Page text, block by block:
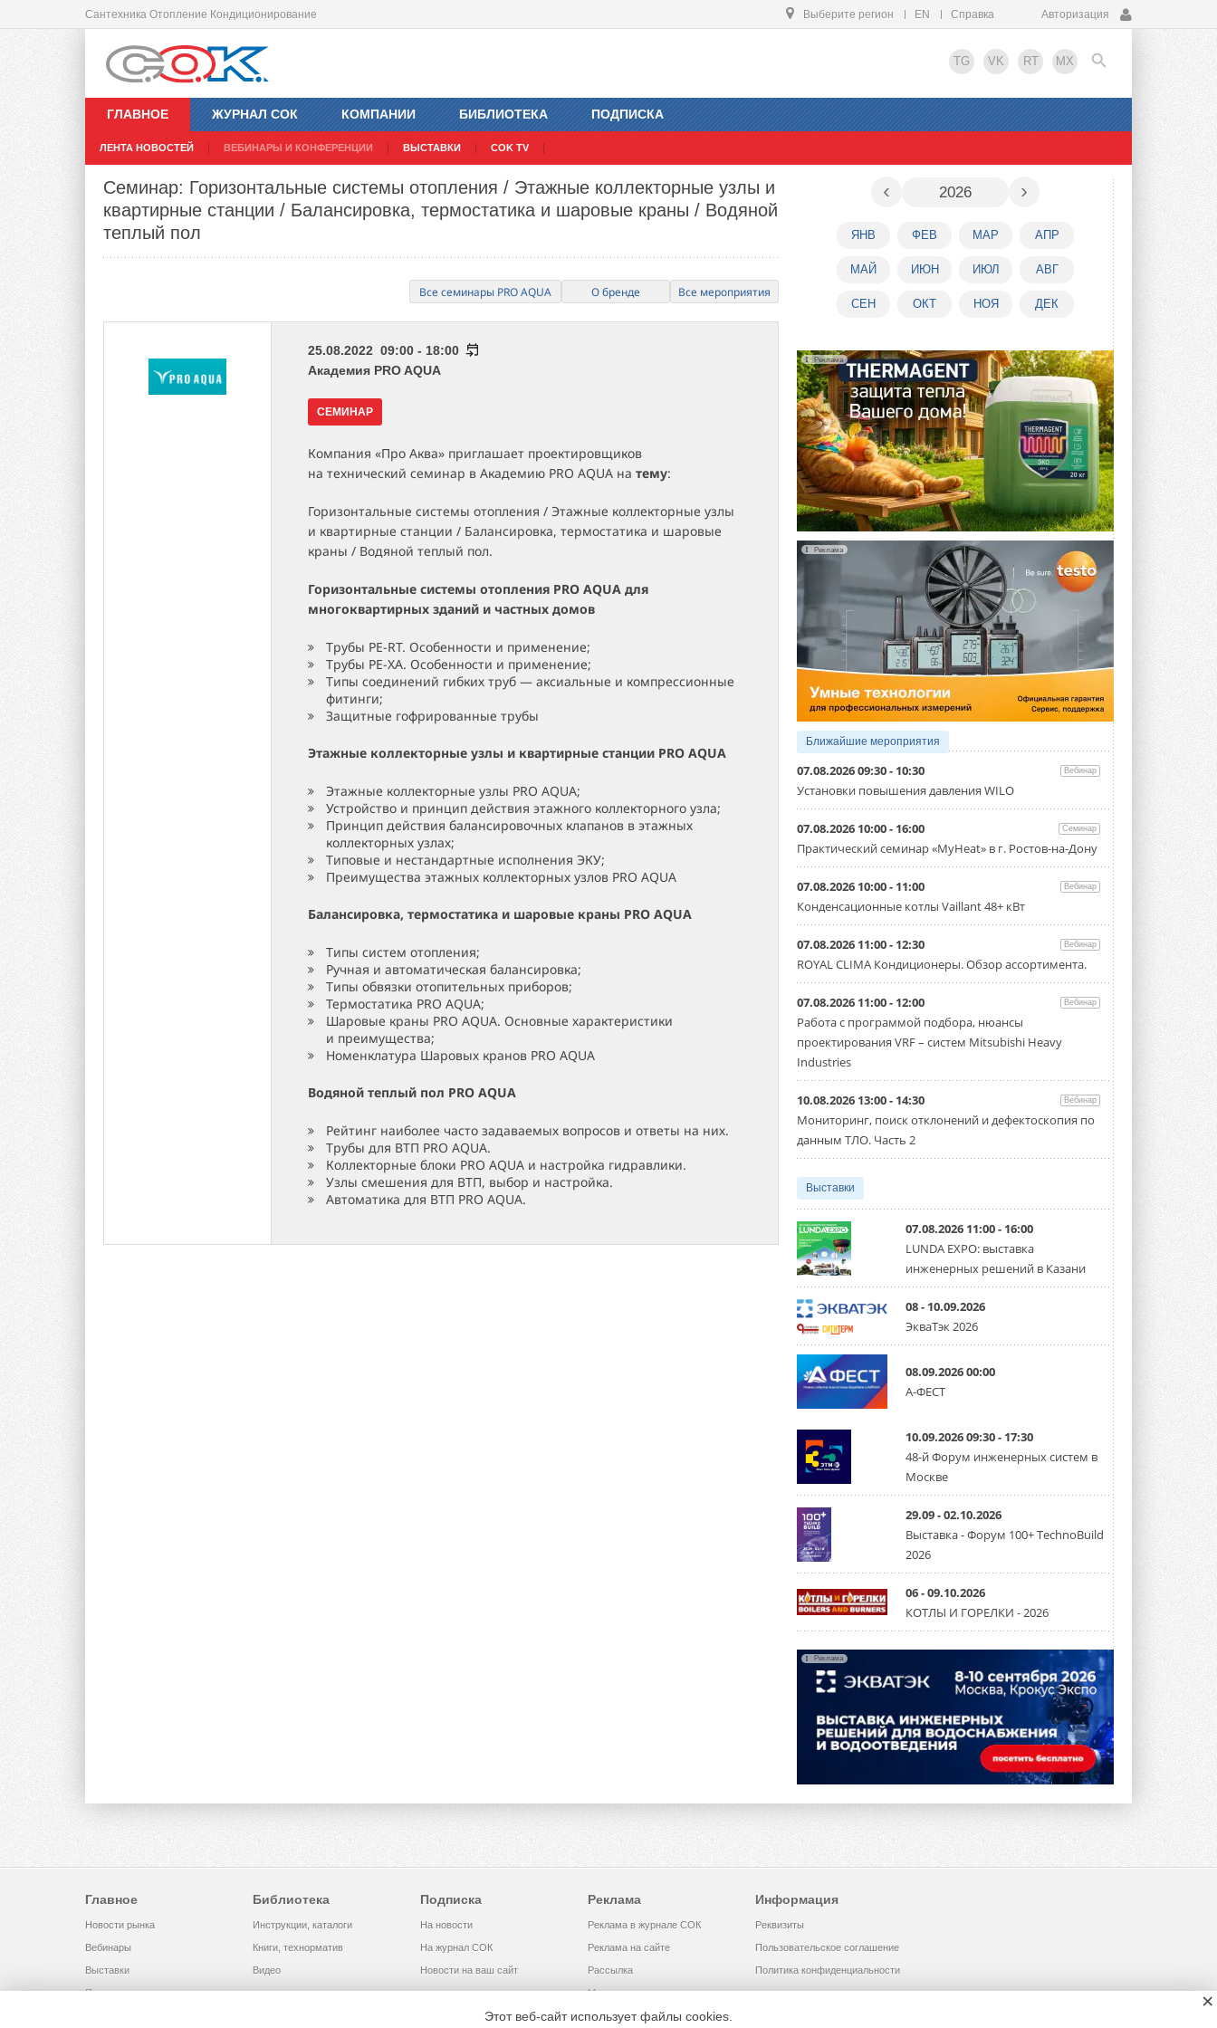
Сантехника Отопление Кондиционирование Выберите регион EN Справка Авторизация
TG VK RT MX
ГЛАВНОЕ
ЛЕНТА НОВОСТЕЙ ВЕБИНАРЫ И КОНФЕРЕНЦИИ ВЫСТАВКИ COK TV
ЖУРНАЛ СОК КОМПАНИИ БИБЛИОТЕКА ПОДПИСКА
EN
Семинар: Горизонтальные системы отопления / Этажные коллекторные узлы и
квартирные станции / Балансировка, термостатика и шаровые краны / Водяной
теплый пол
Все семинары PRO AQUA О бренде Все мероприятия
25.08.2022 09:00 - 18:00
Академия PRO AQUA
СЕМИНАР
Компания «Про Аква» приглашает проектировщиков
на технический семинар в Академию PRO AQUA на тему:
Горизонтальные системы отопления / Этажные коллекторные узлы
и квартирные станции / Балансировка, термостатика и шаровые
краны / Водяной теплый пол.
Горизонтальные системы отопления PRO AQUA для
многоквартирных зданий и частных домов
Трубы PE-RT. Особенности и применение;
Трубы PE-XА. Особенности и применение;
Типы соединений гибких труб — аксиальные и компрессионные
фитинги;
Защитные гофрированные трубы
Этажные коллекторные узлы и квартирные станции PRO AQUA
Этажные коллекторные узлы PRO AQUA;
Устройство и принцип действия этажного коллекторного узла;
Принцип действия балансировочных клапанов в этажных
коллекторных узлах;
Типовые и нестандартные исполнения ЭКУ;
Преимущества этажных коллекторных узлов PRO AQUA
Балансировка, термостатика и шаровые краны PRO AQUA
Типы систем отопления;
Ручная и автоматическая балансировка;
Типы обвязки отопительных приборов;
Термостатика PRO AQUA;
Шаровые краны PRO AQUA. Основные характеристики
и преимущества;
Номенклатура Шаровых кранов PRO AQUA
Водяной теплый пол PRO AQUA
Рейтинг наиболее часто задаваемых вопросов и ответы на них.
Трубы для ВТП PRO AQUA.
Коллекторные блоки PRO AQUA и настройка гидравлики.
Узлы смешения для ВТП, выбор и настройка.
Автоматика для ВТП PRO AQUA.
‹ 2026 ›
ЯНВ ФЕВ МАР АПР
МАЙ ИЮН ИЮЛ АВГ
СЕН ОКТ НОЯ ДЕК
Реклама
Реклама
Ближайшие мероприятия
07.08.2026 09:30 - 10:30 Вебинар
Установки повышения давления WILO
07.08.2026 10:00 - 16:00 Семинар
Практический семинар «MyHeat» в г. Ростов-на-Дону
07.08.2026 10:00 - 11:00 Вебинар
Конденсационные котлы Vaillant 48+ кВт
07.08.2026 11:00 - 12:30 Вебинар
ROYAL CLIMA Кондиционеры. Обзор ассортимента.
07.08.2026 11:00 - 12:00 Вебинар
Работа с программой подбора, нюансы
проектирования VRF – систем Mitsubishi Heavy
Industries
10.08.2026 13:00 - 14:30 Вебинар
Мониторинг, поиск отклонений и дефектоскопия по
данным ТЛО. Часть 2
Выставки
07.08.2026 11:00 - 16:00
LUNDA EXPO: выставка
инженерных решений в Казани
08 - 10.09.2026
ЭкваТэк 2026
08.09.2026 00:00
А-ФЕСТ
10.09.2026 09:30 - 17:30
48-й Форум инженерных систем в
Москве
29.09 - 02.10.2026
Выставка - Форум 100+ TechnoBuild
2026
06 - 09.10.2026
КОТЛЫ И ГОРЕЛКИ - 2026
Реклама
Главное
Новости рынка
Вебинары
Выставки
Помощь
Библиотека
Инструкции, каталоги
Книги, технорматив
Видео
Подписка
На новости
На журнал СОК
Новости на ваш сайт
Реклама
Реклама в журнале СОК
Реклама на сайте
Рассылка
Медиакит
Информация
Реквизиты
Пользовательское соглашение
Политика конфиденциальности
Этот веб-сайт использует файлы cookies.
×